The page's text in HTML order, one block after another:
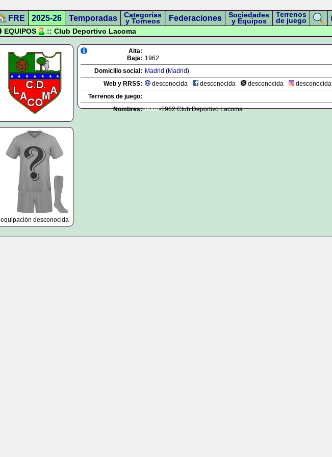
FRE 2025-26 Temporadas Categorías
y Torneos Federaciones Sociedades
y Equipos
Terrenos
de juego
EQUIPOS
:: Club Deportivo Lacoma
equipación desconocida
Alta:
Baja: 1962
Domicilio social: Madrid (Madrid)
Web y RRSS:
desconocida desconocida desconocida
desconocida
Terrenos de juego:
Nombres: 0000-1962 Club Deportivo Lacoma